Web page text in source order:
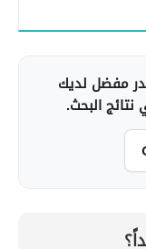
مفضل لديك
البحث.